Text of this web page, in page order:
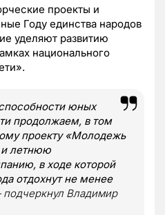
проекты и
Году единства народов
уделяют развитию
национального
юных
продолжаем, в том
проекту «Молодежь
летнюю
в ходе которой
отдохнут не менее
Владимир